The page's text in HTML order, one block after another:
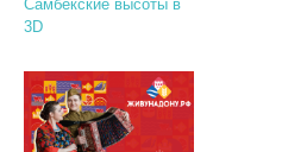
Самбекские высоты в
3D